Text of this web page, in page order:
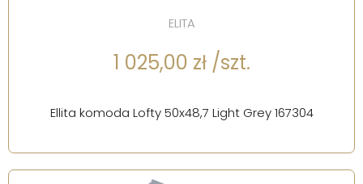
ELITA
1 025,00 zł /szt.
Ellita komoda Lofty 50x48,7 Light Grey 167304